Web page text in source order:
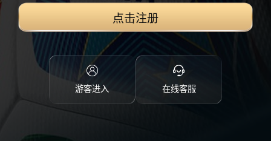
点击注册
游客进入 在线客服